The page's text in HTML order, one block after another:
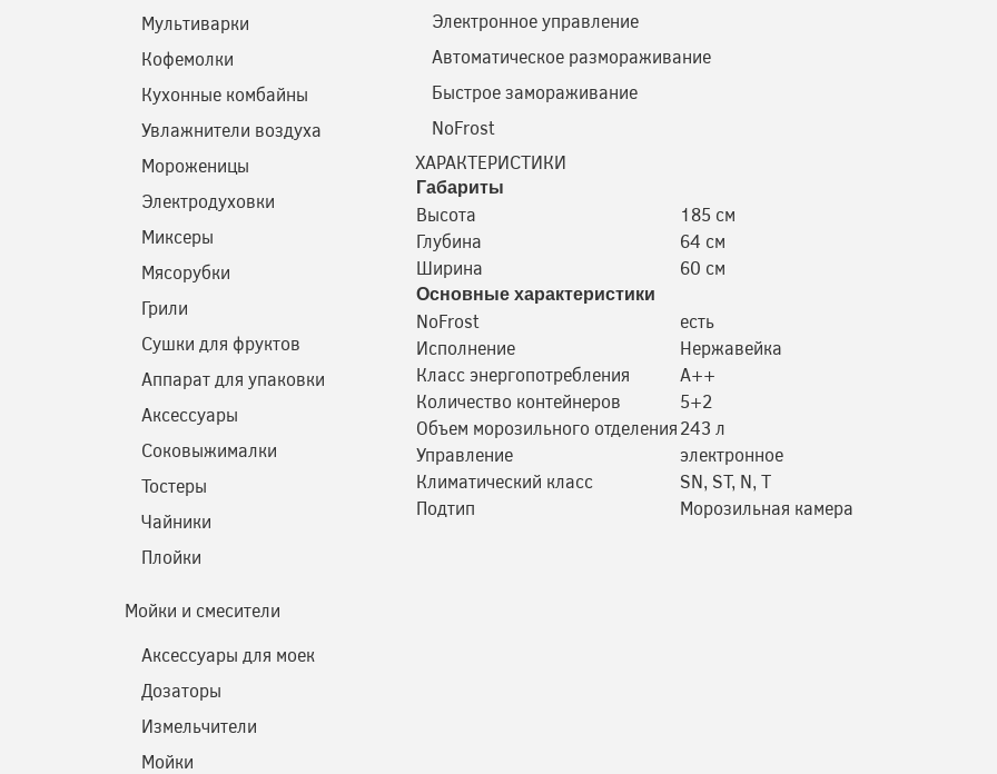
Электронное управление
Автоматическое размораживание
Быстрое замораживание
NoFrost
ХАРАКТЕРИСТИКИ
Габариты
Высота
185 см
Глубина
64 см
Ширина
60 см
Основные характеристики
NoFrost
есть
Исполнение
Нержавейка
Класс энергопотребления
А++
Количество контейнеров
5+2
Объем морозильного отделения243 л
Управление
электронное
Климатический класс
SN, ST, N, T
Подтип
Морозильная камера
Мультиварки
Кофемолки
Кухонные комбайны
Увлажнители воздуха
Мороженицы
Электродуховки
Миксеры
Мясорубки
Грили
Сушки для фруктов
Аппарат для упаковки
Аксессуары
Соковыжималки
Тостеры
Чайники
Плойки
Мойки и смесители
Аксессуары для моек
Дозаторы
Измельчители
Мойки